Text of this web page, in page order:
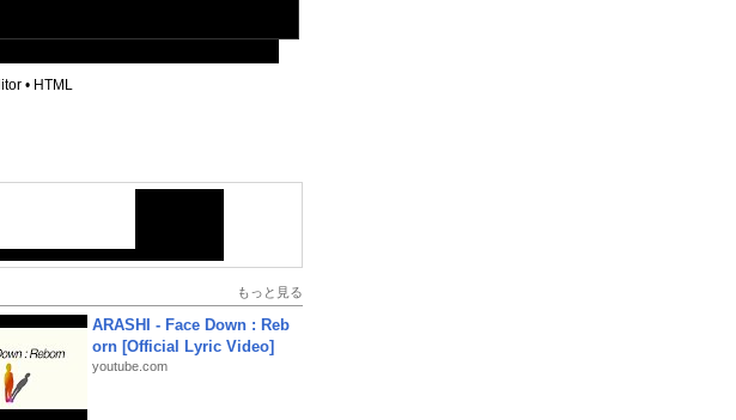
• HTML
もっと見る
ARASHI - Face Down : Reb
orn [Official Lyric Video]
youtube.com